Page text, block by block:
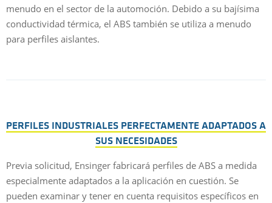
menudo en el sector de la automoción. Debido a su bajísima
conductividad térmica, el ABS también se utiliza a menudo
para perfiles aislantes.
PERFILES INDUSTRIALES PERFECTAMENTE ADAPTADOS A
SUS NECESIDADES
Previa solicitud, Ensinger fabricará perfiles de ABS a medida
especialmente adaptados a la aplicación en cuestión. Se
pueden examinar y tener en cuenta requisitos específicos en